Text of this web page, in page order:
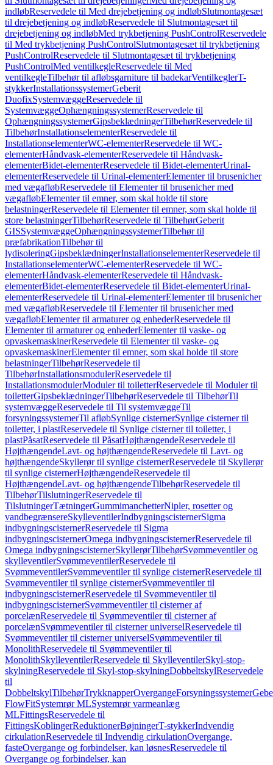
indløbReservedele til Med drejebetjening og indløbSlutmontagesæt
til drejebetjening og indløbReservedele til Slutmontagesæt til
drejebetjening og indløbMed trykbetjening PushControlReservedele
til Med trykbetjening PushControlSlutmontagesæt til trykbetjening
PushControlReservedele til Slutmontagesæt til trykbetjening
PushControlMed ventilkegleReservedele til Med
ventilkegleTilbehør til afløbsgarniture til badekarVentilkeglerT-
stykkerInstallationssystemerGeberit
DuofixSystemvæggeReservedele til
SystemvæggeOphængningssystemerReservedele til
OphængningssystemerGipsbeklædningerTilbehørReservedele til
TilbehørInstallationselementerReservedele til
InstallationselementerWC-elementerReservedele til WC-
elementerHåndvask-elementerReservedele til Håndvask-
elementerBidet-elementerReservedele til Bidet-elementerUrinal-
elementerReservedele til Urinal-elementerElementer til brusenicher
med vægafløbReservedele til Elementer til brusenicher med
vægafløbElementer til emner, som skal holde til store
belastningerReservedele til Elementer til emner, som skal holde til
store belastningerTilbehørReservedele til TilbehørGeberit
GISSystemvæggeOphængningssystemerTilbehør til
præfabrikationTilbehør til
lydisoleringGipsbeklædningerInstallationselementerReservedele til
InstallationselementerWC-elementerReservedele til WC-
elementerHåndvask-elementerReservedele til Håndvask-
elementerBidet-elementerReservedele til Bidet-elementerUrinal-
elementerReservedele til Urinal-elementerElementer til brusenicher
med vægafløbReservedele til Elementer til brusenicher med
vægafløbElementer til armaturer og enhederReservedele til
Elementer til armaturer og enhederElementer til vaske- og
opvaskemaskinerReservedele til Elementer til vaske- og
opvaskemaskinerElementer til emner, som skal holde til store
belastningerTilbehørReservedele til
TilbehørInstallationsmodulerReservedele til
InstallationsmodulerModuler til toiletterReservedele til Moduler til
toiletterGipsbeklædningerTilbehørReservedele til TilbehørTil
systemvæggeReservedele til Til systemvæggeTil
forsyningssystemerTil afløbSynlige cisternerSynlige cisterner til
toiletter, i plastReservedele til Synlige cisterner til toiletter, i
plastPåsatReservedele til PåsatHøjthængendeReservedele til
HøjthængendeLavt- og højthængendeReservedele til Lavt- og
højthængendeSkyllerør til synlige cisternerReservedele til Skyllerør
til synlige cisternerHøjthængendeReservedele til
HøjthængendeLavt- og højthængendeTilbehørReservedele til
TilbehørTilslutningerReservedele til
TilslutningerTætningerGummimanchetterNipler, rosetter og
vandbegrænsereSkylleventilerIndbygningscisternerSigma
indbygningscisternerReservedele til Sigma
indbygningscisternerOmega indbygningscisternerReservedele til
Omega indbygningscisternerSkyllerørTilbehørSvømmeventiler og
skylleventilerSvømmeventilerReservedele til
SvømmeventilerSvømmeventiler til synlige cisternerReservedele til
Svømmeventiler til synlige cisternerSvømmeventiler til
indbygningscisternerReservedele til Svømmeventiler til
indbygningscisternerSvømmeventiler til cisterner af
porcelænReservedele til Svømmeventiler til cisterner af
porcelænSvømmeventiler til cisterner universelReservedele til
Svømmeventiler til cisterner universelSvømmeventiler til
MonolithReservedele til Svømmeventiler til
MonolithSkylleventilerReservedele til SkylleventilerSkyl-stop-
skylningReservedele til Skyl-stop-skylningDobbeltskylReservedele
til
DobbeltskylTilbehørTrykknapperOvergangeForsyningssystemer
FlowFitSystemrør MLSystemrør varmeanlæg
MLFittingsReservedele til
FittingsKoblingerReduktionerBøjningerT-stykkerIndvendig
cirkulationReservedele til Indvendig cirkulationOvergange,
fasteOvergange og forbindelser, kan løsnesReservedele til
Overgange og forbindelser, kan